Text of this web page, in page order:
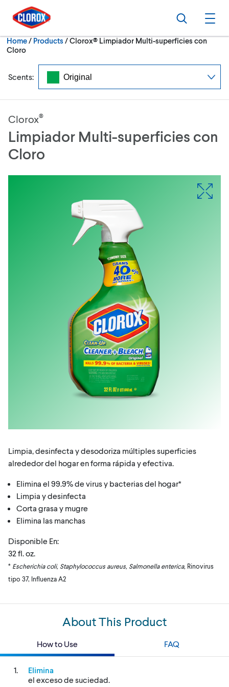
Skip to main navigation
Skip to content
Skip to footer
Search
Home/ Products Current:
Clorox® Limpiador Multi-superficies con
Cloro
Clorox®
Limpiador Multi-superficies con
Cloro
Limpia, desinfecta y desodoriza múltiples superficies
alrededor del hogar en forma rápida y efectiva.
Elimina el 99.9% de virus y bacterias del hogar*
Limpia y desinfecta
Corta grasa y mugre
Elimina las manchas
Disponible En:
32 fl. oz.
* Escherichia coli, Staphylococcus aureus, Salmonella enterica, Rinovirus
tipo 37, Influenza A2
Scents:
About This Product
How to Use FAQ
Elimina
el exceso de suciedad.